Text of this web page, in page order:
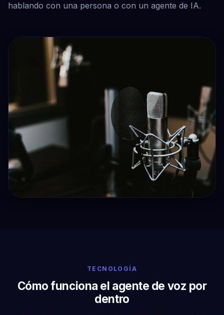
hablando con una persona o con un agente de IA.
TECNOLOGÍA
Cómo funciona el agente de voz por
dentro